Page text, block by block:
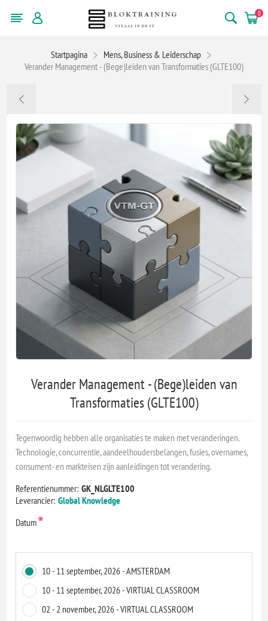
0
Startpagina
Mens, Business & Leiderschap
Verander Management - (Bege)leiden van Transformaties (GLTE100)
Verander Management - (Bege)leiden van
Transformaties (GLTE100)
Tegenwoordig hebben alle organisaties te maken met veranderingen.
Technologie, concurrentie, aandeelhoudersbelangen, fusies, overnames,
consument- en markteisen zijn aanleidingen tot verandering.
Referentienummer: GK_NLGLTE100
Leverancier: Global Knowledge
Datum*
10 - 11 september, 2026 - AMSTERDAM
10 - 11 september, 2026 - VIRTUAL CLASSROOM
02 - 2 november, 2026 - VIRTUAL CLASSROOM